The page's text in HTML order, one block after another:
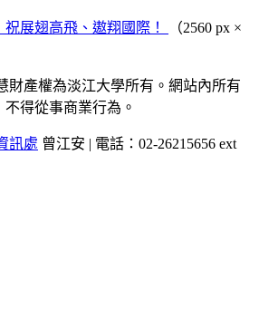
展翅高飛、遨翔國際！
（2560 px ×
財產權為淡江大學所有。網站內所有
得從事商業行為。
訊處 曾江安 | 電話：02-26215656 ext